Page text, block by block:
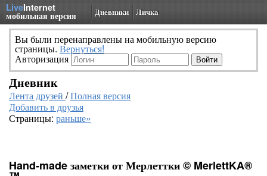
LiveInternet
мобильная версия Дневники Личка
Вы были перенаправлены на мобильную версию
страницы. Вернуться!
Авторизация
Дневник
Лента друзей /Полная версия
Добавить в друзья
Страницы: раньше»
Hand-made заметки от Мерлеттки © MerlettKA®